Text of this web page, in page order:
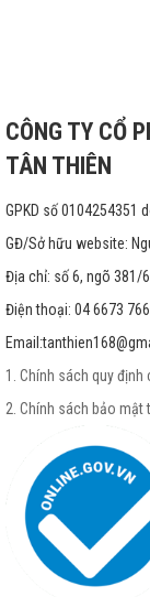
CÔNG TY CỔ
TÂN THIÊN
GPKD số 0104254351
GĐ/Sở hữu website:
Địa chỉ: số 6, ngõ 381/
Điện thoại: 04 6673
Email:
1. Chính sách quy định
2. Chính sách bảo mật